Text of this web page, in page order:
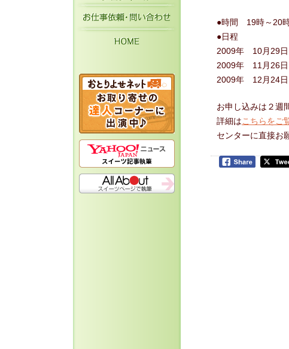
●時間 19時～20
●日程
2009年 10月29
2009年 11月26
2009年 12月24
お申し込みは２週
詳細はこちらをご
センターに直接お